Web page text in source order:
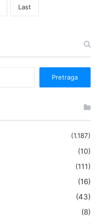
Last
(1.187)
(10)
(111)
(16)
(43)
(8)